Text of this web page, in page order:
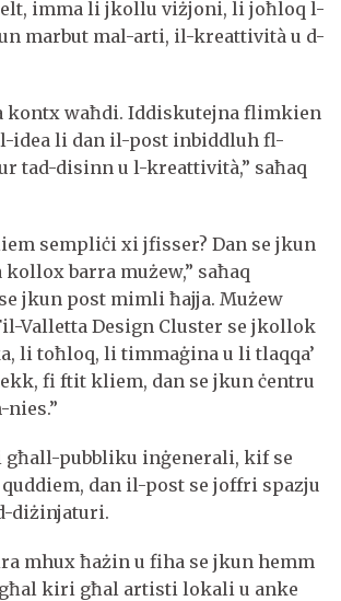
imma li jkollu viżjoni, li joħloq l-
marbut mal-arti, il-kreattività u d-
kontx waħdi. Iddiskutejna flimkien
idea li dan il-post inbiddluh fl-
tad-disinn u l-kreattività,” saħaq
sempliċi xi jfisser? Dan se jkun
kollox barra mużew,” saħaq
jkun post mimli ħajja. Mużew
Valletta Design Cluster se jkollok
li toħloq, li timmaġina u li tlaqqa’
fi ftit kliem, dan se jkun ċentru
għall-pubbliku inġenerali, kif se
dan il-post se joffri spazju
diżinjaturi.
mhux ħażin u fiha se jkun hemm
kiri għal artisti lokali u anke